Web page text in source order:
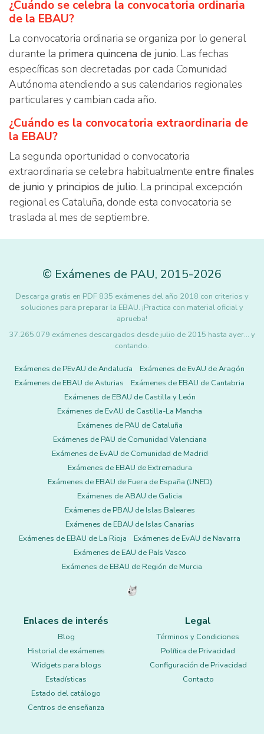
¿Cuándo se celebra la convocatoria ordinaria
de la EBAU?
La convocatoria ordinaria se organiza por lo general
durante la primera quincena de junio. Las fechas
específicas son decretadas por cada Comunidad
Autónoma atendiendo a sus calendarios regionales
particulares y cambian cada año.
¿Cuándo es la convocatoria extraordinaria de
la EBAU?
La segunda oportunidad o convocatoria
extraordinaria se celebra habitualmente entre finales
de junio y principios de julio. La principal excepción
regional es Cataluña, donde esta convocatoria se
traslada al mes de septiembre.
© Exámenes de PAU, 2015-2026
Descarga gratis en PDF 835 exámenes del año 2018 con criterios y
soluciones para preparar la EBAU. ¡Practica con material oficial y
aprueba!
37.265.079 exámenes descargados desde julio de 2015 hasta ayer... y
contando.
Exámenes de PEvAU de Andalucía
Exámenes de EvAU de Aragón
Exámenes de EBAU de Asturias
Exámenes de EBAU de Cantabria
Exámenes de EBAU de Castilla y León
Exámenes de EvAU de Castilla-La Mancha
Exámenes de PAU de Cataluña
Exámenes de PAU de Comunidad Valenciana
Exámenes de EvAU de Comunidad de Madrid
Exámenes de EBAU de Extremadura
Exámenes de EBAU de Fuera de España (UNED)
Exámenes de ABAU de Galicia
Exámenes de PBAU de Islas Baleares
Exámenes de EBAU de Islas Canarias
Exámenes de EBAU de La Rioja
Exámenes de EvAU de Navarra
Exámenes de EAU de País Vasco
Exámenes de EBAU de Región de Murcia
Enlaces de interés
Blog
Historial de exámenes
Widgets para blogs
Estadísticas
Estado del catálogo
Centros de enseñanza
Legal
Términos y Condiciones
Política de Privacidad
Configuración de Privacidad
Contacto